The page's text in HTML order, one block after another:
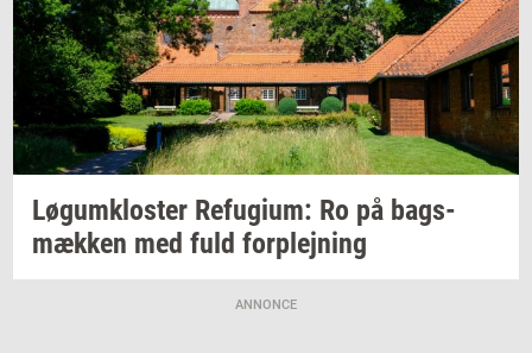
Løgum­klo­ster Re­fu­gi­um: Ro på bags­
mæk­ken med fuld for­plej­ning
ANNONCE